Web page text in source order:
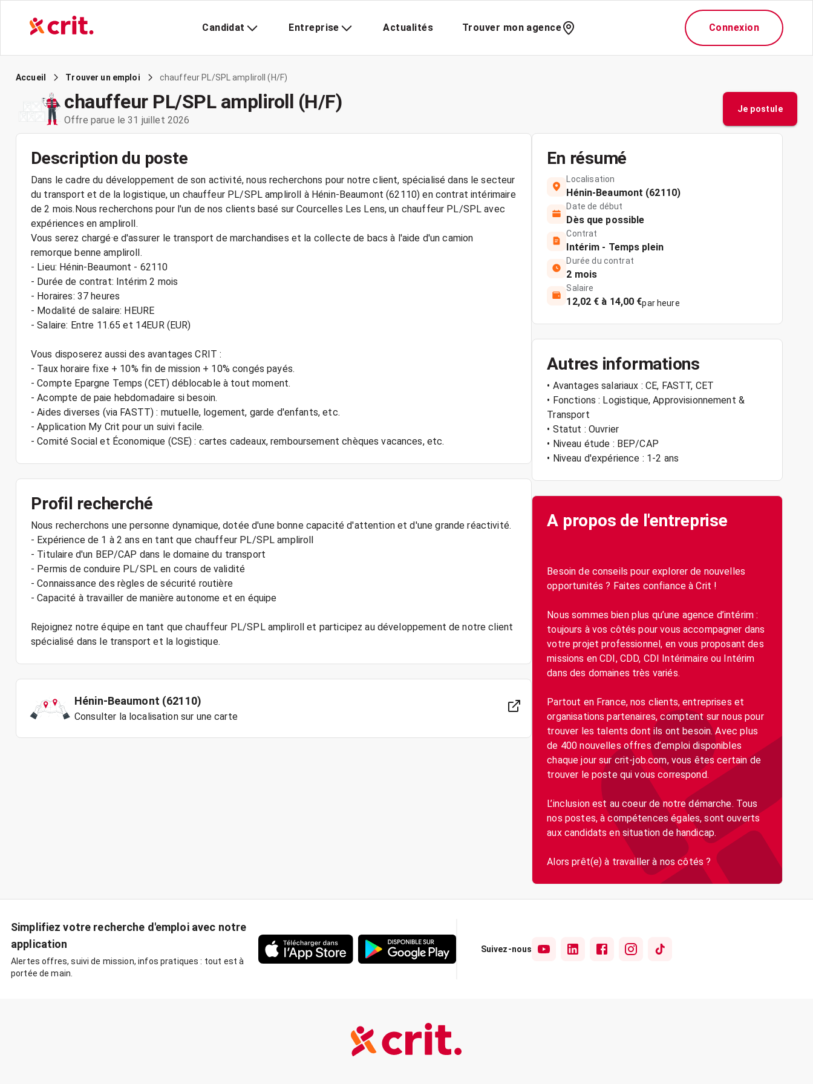
Candidat Entreprise Actualités Trouver mon agence Connexion
Accueil Trouver un emploi chauffeur PL/SPL ampliroll (H/F)
chauffeur PL/SPL ampliroll (H/F)
Offre parue le 31 juillet 2026
Je postule
Description du poste
Dans le cadre du développement de son activité, nous recherchons pour notre client, spécialisé dans le secteur
du transport et de la logistique, un chauffeur PL/SPL ampliroll à Hénin-Beaumont (62110) en contrat intérimaire
de 2 mois.Nous recherchons pour l'un de nos clients basé sur Courcelles Les Lens, un chauffeur PL/SPL avec
expériences en ampliroll.
Vous serez chargé·e d'assurer le transport de marchandises et la collecte de bacs à l'aide d'un camion
remorque benne ampliroll.
- Lieu: Hénin-Beaumont - 62110
- Durée de contrat: Intérim 2 mois
- Horaires: 37 heures
- Modalité de salaire: HEURE
- Salaire: Entre 11.65 et 14EUR (EUR)
Vous disposerez aussi des avantages CRIT :
- Taux horaire fixe + 10% fin de mission + 10% congés payés.
- Compte Epargne Temps (CET) déblocable à tout moment.
- Acompte de paie hebdomadaire si besoin.
- Aides diverses (via FASTT) : mutuelle, logement, garde d'enfants, etc.
- Application My Crit pour un suivi facile.
Profil recherché
Nous recherchons une personne dynamique, dotée d'une bonne capacité d'attention et d'une grande réactivité.
- Expérience de 1 à 2 ans en tant que chauffeur PL/SPL ampliroll
- Titulaire d'un BEP/CAP dans le domaine du transport
- Permis de conduire PL/SPL en cours de validité
- Connaissance des règles de sécurité routière
- Capacité à travailler de manière autonome et en équipe
Rejoignez notre équipe en tant que chauffeur PL/SPL ampliroll et participez au développement de notre client
Hénin-Beaumont (62110)
Consulter la localisation sur une carte
En résumé
Localisation
Hénin-Beaumont (62110)
Date de début
Dès que possible
Contrat
Intérim - Temps plein
Durée du contrat
2 mois
Salaire
12,02 € à 14,00 €par heure
Autres informations
• Avantages salariaux : CE, FASTT, CET
• Fonctions : Logistique, Approvisionnement &
Transport
• Statut : Ouvrier
• Niveau étude : BEP/CAP
• Niveau d'expérience : 1-2 ans
A propos de l'entreprise
Besoin de conseils pour explorer de nouvelles
opportunités ? Faites confiance à Crit !
Nous sommes bien plus qu’une agence d’intérim :
toujours à vos côtés pour vous accompagner dans
votre projet professionnel, en vous proposant des
missions en CDI, CDD, CDI Intérimaire ou Intérim
dans des domaines très variés.
Partout en France, nos clients, entreprises et
organisations partenaires, comptent sur nous pour
trouver les talents dont ils ont besoin. Avec plus
de 400 nouvelles offres d’emploi disponibles
chaque jour sur crit-job.com, vous êtes certain de
trouver le poste qui vous correspond.
L’inclusion est au coeur de notre démarche. Tous
nos postes, à compétences égales, sont ouverts
aux candidats en situation de handicap.
Simplifiez votre recherche d'emploi avec notre
application
Alertes offres, suivi de mission, infos pratiques : tout est à
portée de main.
Suivez-nous